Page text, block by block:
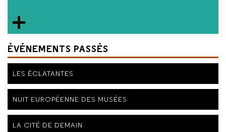
ÉVÉNEMENTS PASSÉS
LES ÉCLATANTES
NUIT EUROPÉENNE DES MUSÉES
LA CITÉ DE DEMAIN